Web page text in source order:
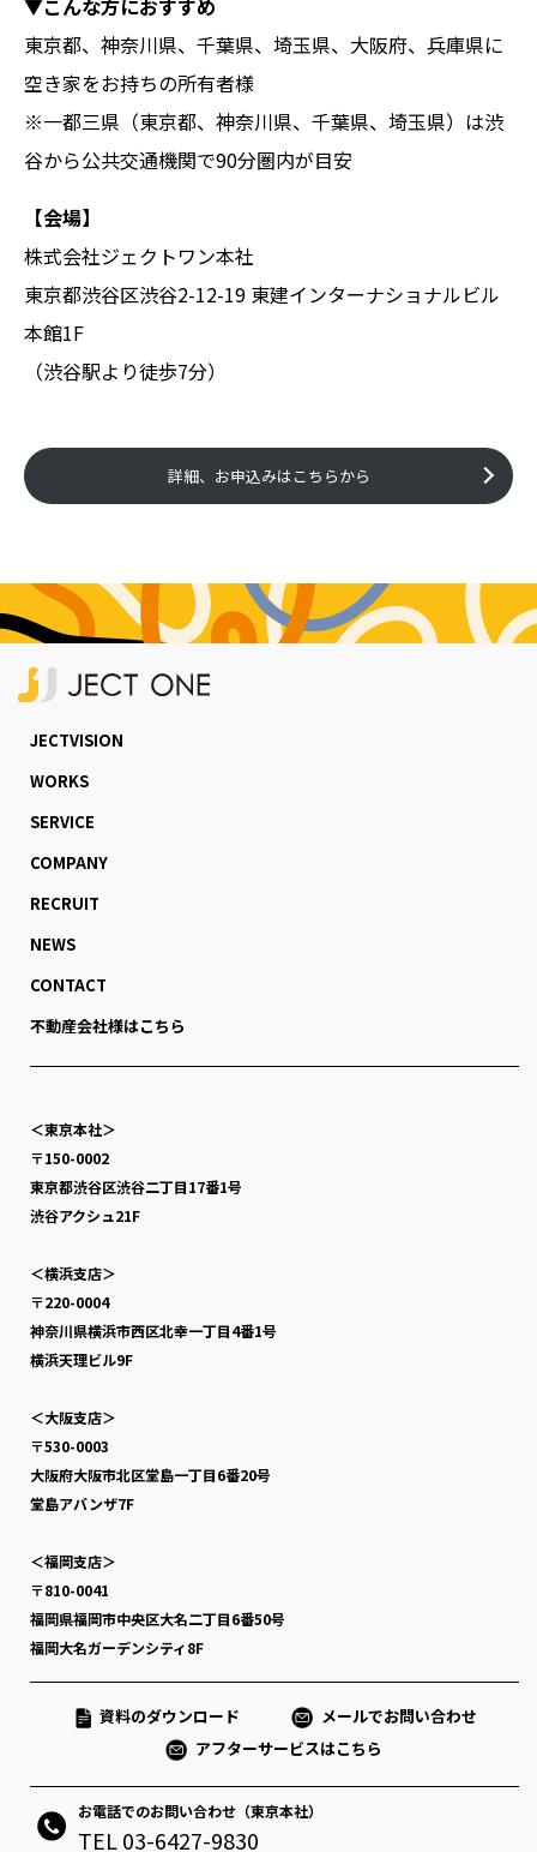
▼こんな方におすすめ
東京都、神奈川県、千葉県、埼玉県、大阪府、兵庫県に
空き家をお持ちの所有者様
※一都三県（東京都、神奈川県、千葉県、埼玉県）は渋
谷から公共交通機関で90分圏内が目安
【会場】
株式会社ジェクトワン本社
東京都渋谷区渋谷2-12-19 東建インターナショナルビル
本館1F
（渋谷駅より徒歩7分）
詳細、お申込みはこちらから
JECTVISION
WORKS
SERVICE
COMPANY
RECRUIT
NEWS
CONTACT
不動産会社様はこちら
＜東京本社＞
〒150-0002
東京都渋谷区渋谷二丁目17番1号
渋谷アクシュ21F
＜横浜支店＞
〒220-0004
神奈川県横浜市西区北幸一丁目4番1号
横浜天理ビル9F
＜大阪支店＞
〒530-0003
大阪府大阪市北区堂島一丁目6番20号
堂島アバンザ7F
＜福岡支店＞
〒810-0041
福岡県福岡市中央区大名二丁目6番50号
福岡大名ガーデンシティ8F
資料のダウンロード
メールでお問い合わせ
アフターサービスはこちら
お電話でのお問い合わせ（東京本社）
TEL 03-6427-9830